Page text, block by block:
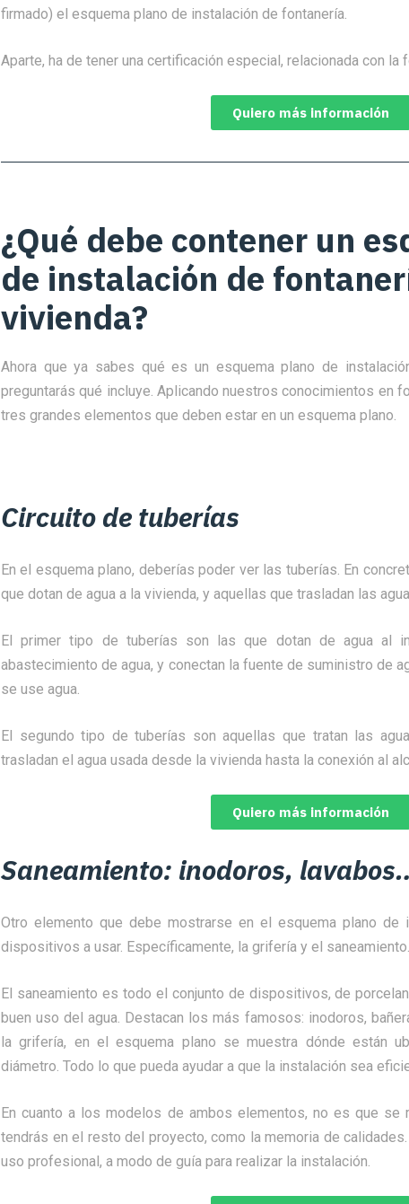
firmado) el esquema plano de instalación de fontanería.
Aparte, ha de tener una certificación especial, relacionada con la
Quiero más información
¿Qué debe contener un
de instalación de
vivienda?
Ahora que ya sabes qué es un esquema plano de
preguntarás qué incluye. Aplicando nuestros conocimientos en
tres grandes elementos que deben estar en un esquema plano.
Circuito de tuberías
En el esquema plano, deberías poder ver las tuberías. En
que dotan de agua a la vivienda, y aquellas que trasladan las
El primer tipo de tuberías son las que dotan de agua al
abastecimiento de agua, y conectan la fuente de suministro de
se use agua.
El segundo tipo de tuberías son aquellas que tratan las
trasladan el agua usada desde la vivienda hasta la conexión al
Quiero más información
Saneamiento: inodoros,
Otro elemento que debe mostrarse en el esquema plano de
dispositivos a usar. Específicamente, la grifería y el saneamiento.
El saneamiento es todo el conjunto de dispositivos, de
buen uso del agua. Destacan los más famosos: inodoros,
la grifería, en el esquema plano se muestra dónde están
diámetro. Todo lo que pueda ayudar a que la instalación sea
En cuanto a los modelos de ambos elementos, no es que se
tendrás en el resto del proyecto, como la memoria de
uso profesional, a modo de guía para realizar la instalación.